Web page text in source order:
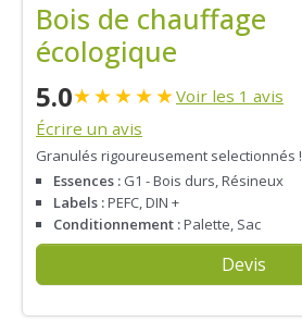
Bois de chauffage
écologique
5.0★★★★★Voir les 1 avis
Écrire un avis
Granulés rigoureusement selectionnés !
Essences : G1 - Bois durs, Résineux
Labels :PEFC, DIN +
Conditionnement :Palette, Sac
Devis